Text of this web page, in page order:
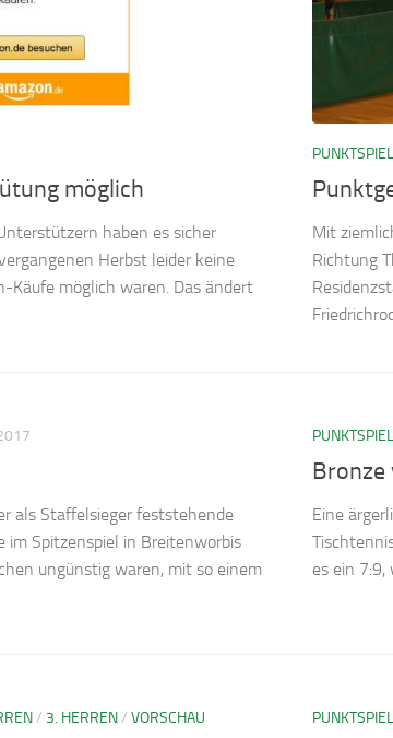
möglich
haben es sicher
Herbst leider keine
Käufe möglich waren. Das ändert
PUNKTSPIEL
Mit
Richtung
als Staffelsieger feststehende
im Spitzenspiel in Breitenworbis
ungünstig waren, mit so einem
PUNKTSPIEL
Eine
es ein
/ 3. HERREN/ VORSCHAU
PUNKTSPIEL